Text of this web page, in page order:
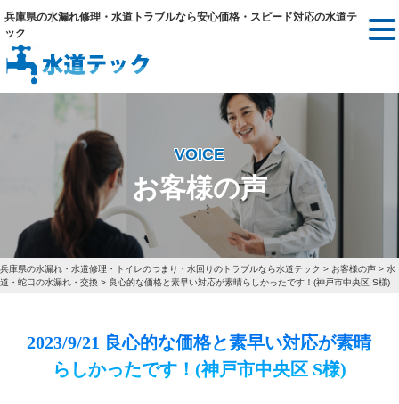
兵庫県の水漏れ修理・水道トラブルなら安心価格・スピード対応の水道テ
ック
VOICE
お客様の声
兵庫県の水漏れ・水道修理・トイレのつまり・水回りのトラブルなら水道テック > お客様の声 > 水
道・蛇口の水漏れ・交換 > 良心的な価格と素早い対応が素晴らしかったです！(神戸市中央区 S様)
2023/9/21 良心的な価格と素早い対応が素晴
らしかったです！(神戸市中央区 S様)